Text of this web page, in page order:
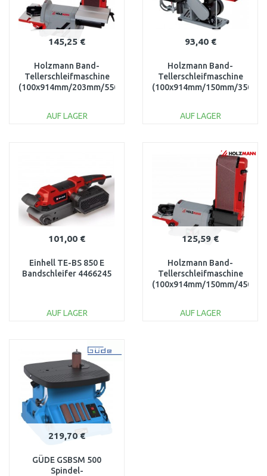
145,25 €
Holzmann Band-
Tellerschleifmaschine
(100x914mm/203mm/550W)
AUF LAGER
93,40 €
Holzmann Band-
Tellerschleifmaschine
(100x914mm/150mm/350W)
AUF LAGER
Vergleichen
101,00 €
Einhell TE-BS 850 E
Bandschleifer 4466245
AUF LAGER
Vergleichen
125,59 €
Holzmann Band-
Tellerschleifmaschine
(100x914mm/150mm/450W)
AUF LAGER
219,70 €
GÜDE GSBSM 500
Spindel-